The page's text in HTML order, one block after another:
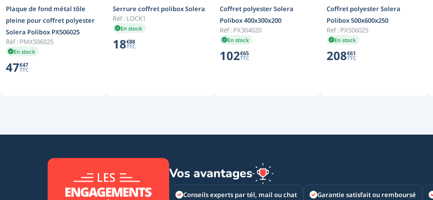
Plaque de fond métal tôle
pleine pour coffret polyester
Solera Polibox PX506025
Réf : PMX506025
En stock
47€47
TTC
Serrure coffret polibox Solera
Réf : LOCK1
En stock
18€88
TTC
Coffret polyester Solera
Polibox 400x300x200
Réf : PX304020
En stock
102€65
TTC
Coffret polyester Solera
Polibox 500x600x250
Réf : PX506025
En stock
208€61
TTC
Vos avantages
Conseils experts par tél, mail ou chat Garantie satisfait ou remboursé